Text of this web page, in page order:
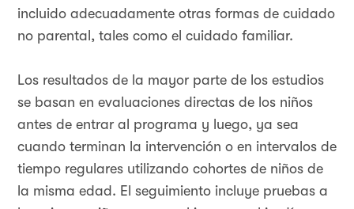
incluido adecuadamente otras formas de cuidado
no parental, tales como el cuidado familiar.
Los resultados de la mayor parte de los estudios
se basan en evaluaciones directas de los niños
antes de entrar al programa y luego, ya sea
cuando terminan la intervención o en intervalos de
tiempo regulares utilizando cohortes de niños de
la misma edad. El seguimiento incluye pruebas a